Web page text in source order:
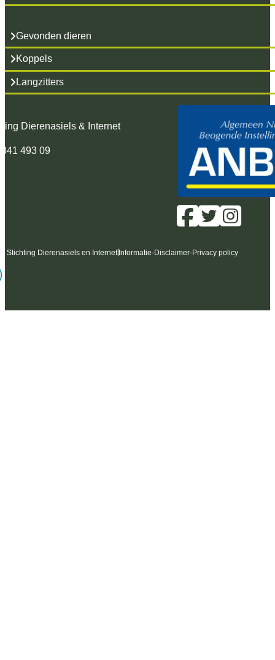
Gevonden dieren
Koppels
Langzitters
Dierenasiels & Internet
493 09
Stichting Dierenasiels en Internet Informatie-Disclaimer-Privacy policy